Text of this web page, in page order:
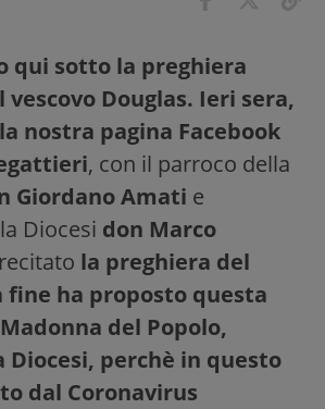
qui sotto la preghiera
Douglas. Ieri sera,
nostra pagina Facebook
, con il parroco della
Giordano Amati e
Diocesi don Marco
la preghiera del
fine ha proposto questa
del Popolo,
perchè in questo
dal Coronavirus